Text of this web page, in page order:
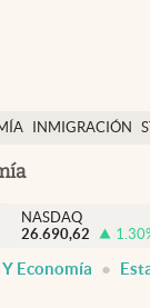
INMIGRACIÓN
NASDAQ
26.690,62
1.30
Economía